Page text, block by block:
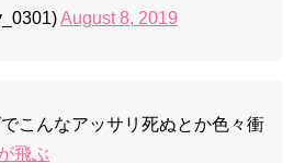
August 8, 2019
こんなアッサリ死ぬとか色々衝
飛ぶ